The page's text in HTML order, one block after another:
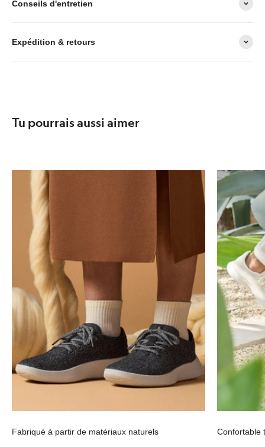
Conseils d'entretien
Expédition & retours
Tu pourrais aussi aimer
Fabriqué à partir de matériaux naturels Confortable